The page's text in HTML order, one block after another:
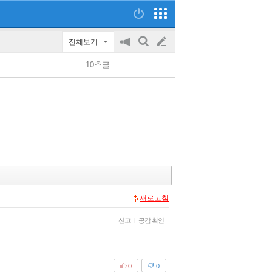
전체보기
공
on/off
검
글
쓰
10추글
새로고침
신고 | 공감 확인
0
0